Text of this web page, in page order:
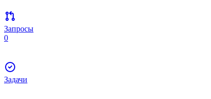
Запросы
0
Задачи